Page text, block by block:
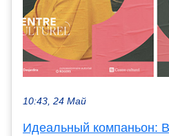
10:43, 24 Май
Идеальный компаньон: